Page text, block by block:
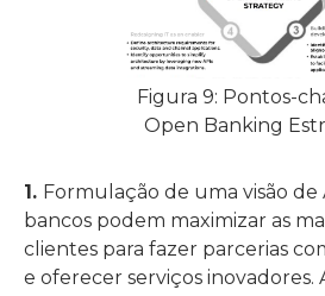
Figura 9: Pontos-
Open Banking
1. Formulação de uma visão de
bancos podem maximizar as
clientes para fazer parcerias
e oferecer serviços inovadores.